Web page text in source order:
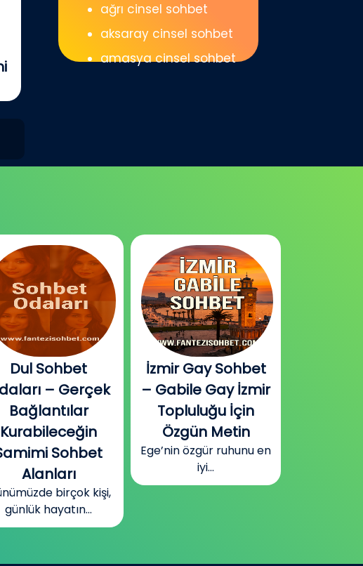
ağrı cinsel sohbet
aksaray cinsel sohbet
amasya cinsel sohbet
Dul Sohbet
– Gerçek
Bağlantılar
Kurabileceğin
Sohbet
Alanları
birçok kişi,
günlük hayatın...
İzmir Gay Sohbet
– Gabile Gay İzmir
Topluluğu İçin
Özgün Metin
Ege’nin özgür ruhunu en
iyi...